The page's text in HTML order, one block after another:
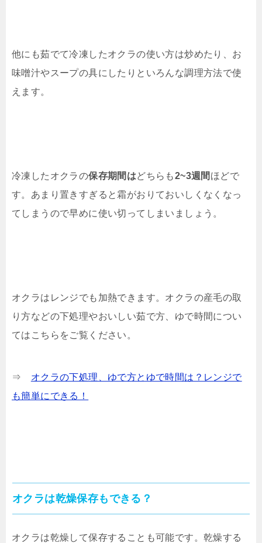
他にも茹でて冷凍したオクラの使い方は炒めたり、お
味噌汁やスープの具にしたりといろんな調理方法で使
えます。
冷凍したオクラの保存期間はどちらも2~3週間 ほどで
す。あまり置きすぎると霜がおりておいしくなくなっ
てしまうので早めに使い切ってしまいましょう。
オクラはレンジでも加熱できます。オクラの産毛の取
り方などの下処理やおいしい茹で方、ゆで時間につい
てはこちらをご覧ください。
⇒ オクラの下処理、ゆで方とゆで時間は？レンジで
も簡単にできる！
オクラは乾燥保存もできる？
オクラは乾燥して保存することも可能です。乾燥する